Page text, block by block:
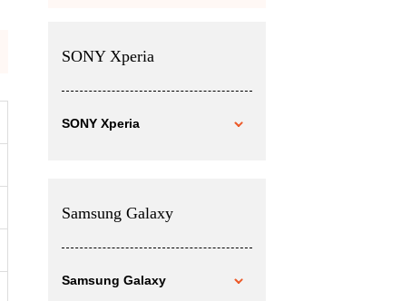
SONY Xperia
SONY Xperia
Samsung Galaxy
Samsung Galaxy